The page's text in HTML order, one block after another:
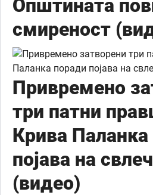
Општината
смиреност
Привремено
три патни
Крива
појава на
(видео)